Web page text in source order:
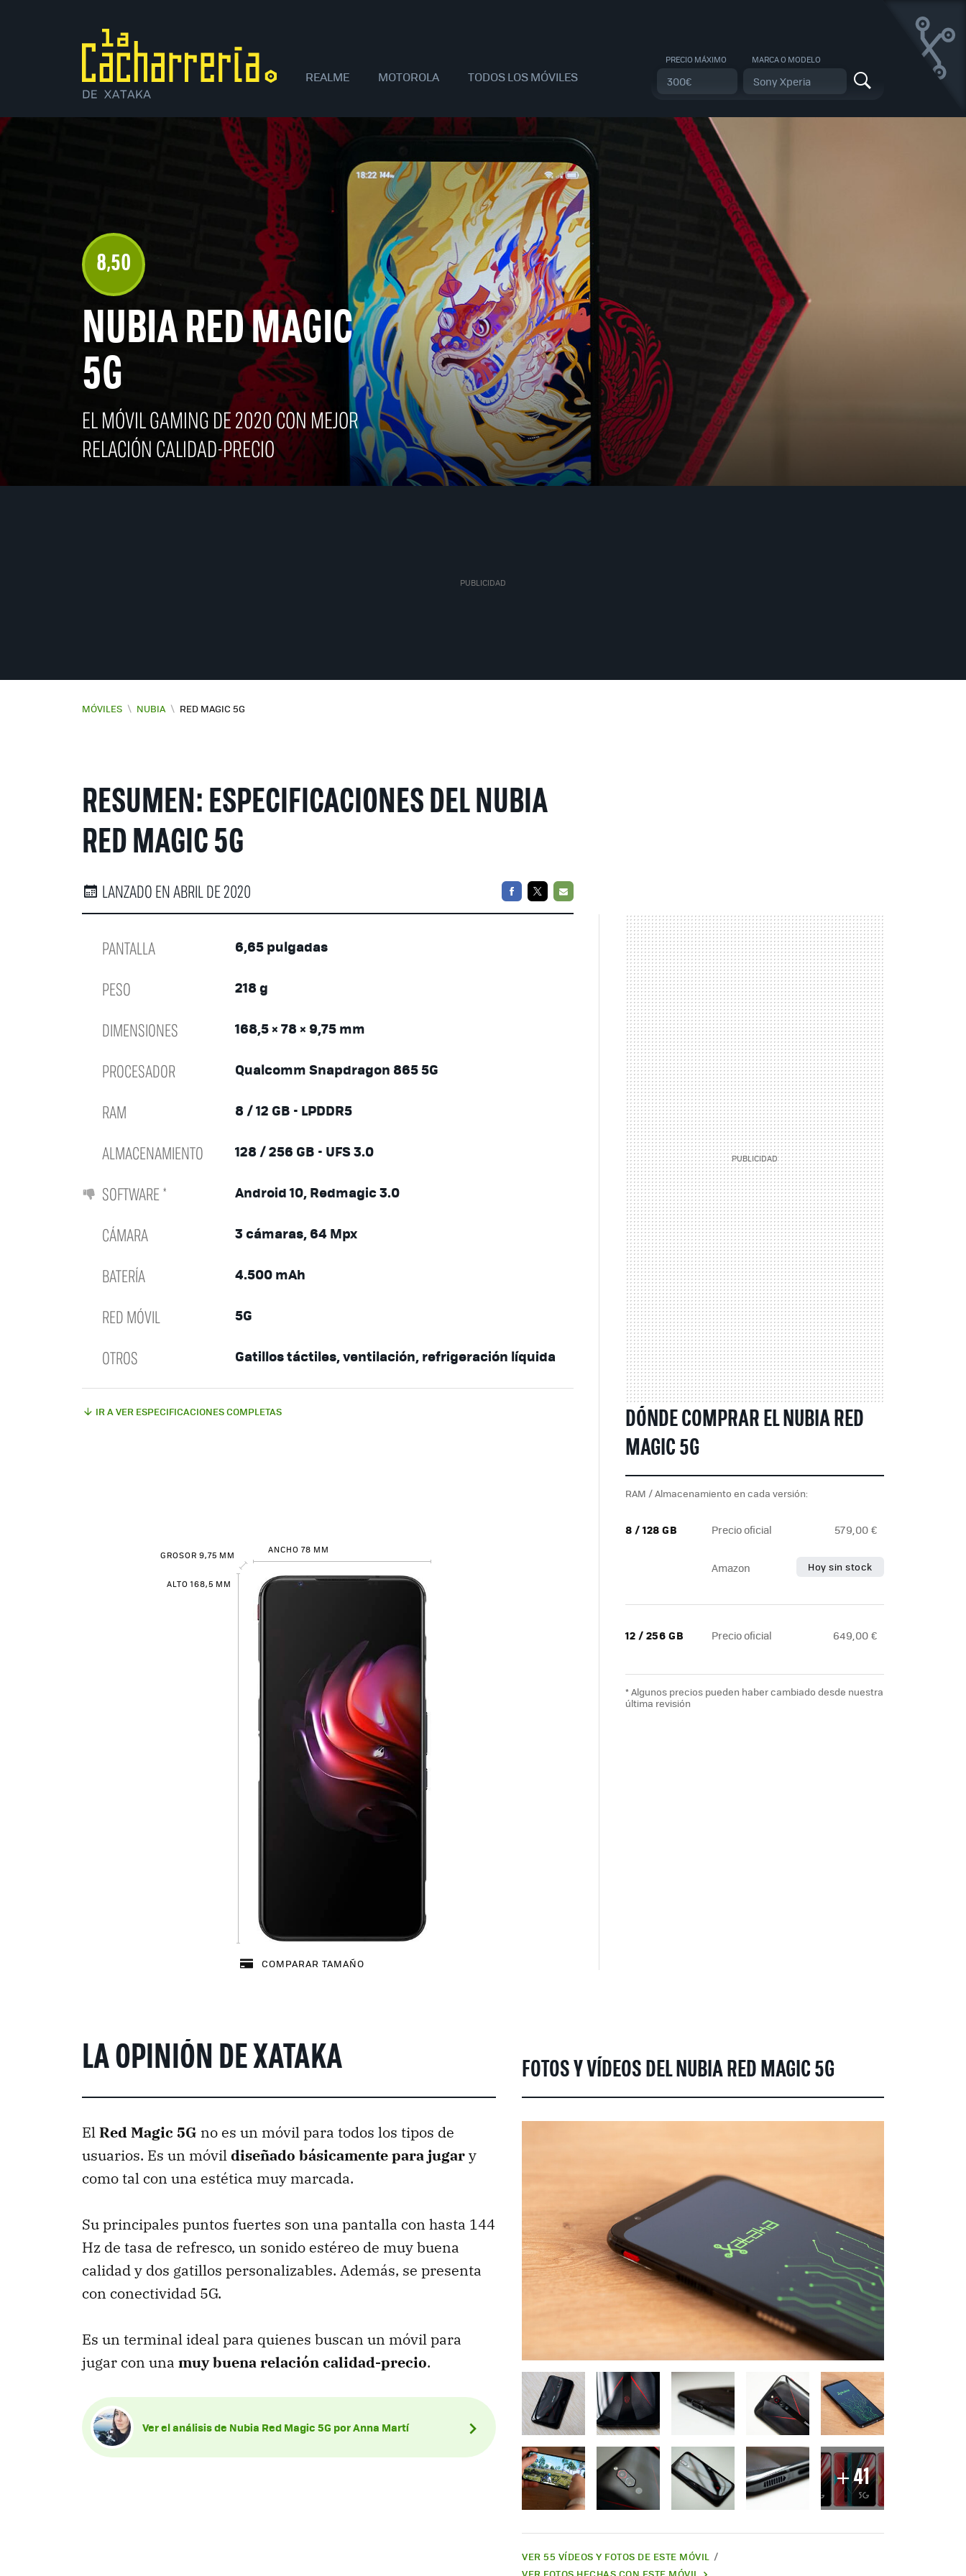
XIAOMI SAMSUNG APPLE OPPO
REALME MOTOROLA TODOS LOS MÓVILES
PRECIO MÁXIMO MARCA O MODELO
NUBIA RED MAGIC
5G
EL MÓVIL GAMING DE 2020 CON MEJOR
RELACIÓN CALIDAD-PRECIO
8,50
MÓVILES \ NUBIA \ RED MAGIC 5G
RESUMEN: ESPECIFICACIONES DEL NUBIA
RED MAGIC 5G
LANZADO EN ABRIL DE 2020 FACEBOOKTWITTER
PANTALLA 6,65 pulgadas
PESO 218 g
DIMENSIONES 168,5 × 78 × 9,75 mm
PROCESADOR Qualcomm Snapdragon 865 5G
RAM 8 / 12 GB - LPDDR5
ALMACENAMIENTO 128 / 256 GB - UFS 3.0
SOFTWARE * Android 10, Redmagic 3.0
CÁMARA 3 cámaras, 64 Mpx
BATERÍA 4.500 mAh
RED MÓVIL 5G
OTROS Gatillos táctiles, ventilación, refrigeración líquida
IR A VER ESPECIFICACIONES COMPLETAS
GROSOR 9,75 MM
ANCHO 78 MM
ALTO 168,5 MM
COMPARAR TAMAÑO
DÓNDE COMPRAR EL NUBIA RED
MAGIC 5G
RAM / Almacenamiento en cada versión:
8 / 128 GB Precio oficial 579,00 €
Amazon Hoy sin stock
12 / 256 GB Precio oficial 649,00 €
* Algunos precios pueden haber cambiado desde nuestra
última revisión
LA OPINIÓN DE XATAKA
ElRed Magic 5G no es un móvil para todos los tipos de
usuarios. Es un móvildiseñado básicamente para jugary
como tal con una estética muy marcada.
Su principales puntos fuertes son una pantalla con hasta 144
Hz de tasa de refresco, un sonido estéreo de muy buena
calidad y dos gatillos personalizables. Además, se presenta
con conectividad 5G.
Es un terminal ideal para quienes buscan un móvil para
jugar con una muy buena relación calidad-precio.
Ver el análisis de Nubia Red Magic 5G por Anna Martí
FOTOS Y VÍDEOS DEL NUBIA RED MAGIC 5G
41
VER 55 VÍDEOS Y FOTOS DE ESTE MÓVIL